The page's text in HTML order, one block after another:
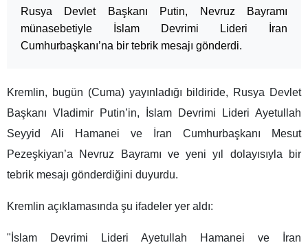
Rusya Devlet Başkanı Putin, Nevruz Bayramı
münasebetiyle İslam Devrimi Lideri İran
Cumhurbaşkanı’na bir tebrik mesajı gönderdi.
Kremlin, bugün (Cuma) yayınladığı bildiride, Rusya Devlet
Başkanı Vladimir Putin’in, İslam Devrimi Lideri Ayetullah
Seyyid Ali Hamanei ve İran Cumhurbaşkanı Mesut
Pezeşkiyan’a Nevruz Bayramı ve yeni yıl dolayısıyla bir
tebrik mesajı gönderdiğini duyurdu.
Kremlin açıklamasında şu ifadeler yer aldı:
"İslam Devrimi Lideri Ayetullah Hamanei ve İran